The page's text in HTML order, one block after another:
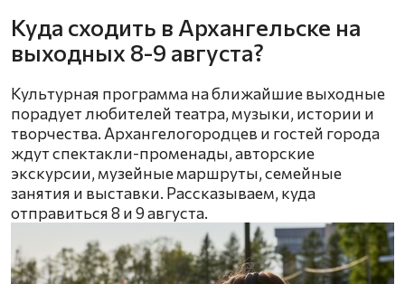
Куда сходить в Архангельске на
выходных 8-9 августа?
Культурная программа на ближайшие выходные
порадует любителей театра, музыки, истории и
творчества. Архангелогородцев и гостей города
ждут спектакли-променады, авторские
экскурсии, музейные маршруты, семейные
занятия и выставки. Рассказываем, куда
отправиться 8 и 9 августа.